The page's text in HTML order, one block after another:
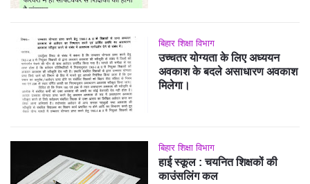
बिहार शिक्षा विभाग
उच्चतर योग्यता के लिए अध्ययन
अवकाश के बदले असाधारण अवकाश
मिलेगा।
बिहार शिक्षा विभाग
हाई स्कूल : चयनित शिक्षकों की
काउंसलिंग कल